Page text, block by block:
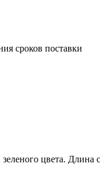
сроков поставки
цвета. Длина